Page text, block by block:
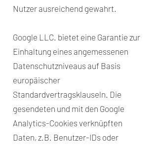
Nutzer ausreichend gewahrt.
Google LLC. bietet eine Garantie zur
Einhaltung eines angemessenen
Datenschutzniveaus auf Basis
europäischer
Standardvertragsklauseln. Die
gesendeten und mit den Google
Analytics-Cookies verknüpften
Daten, z.B. Benutzer-IDs oder